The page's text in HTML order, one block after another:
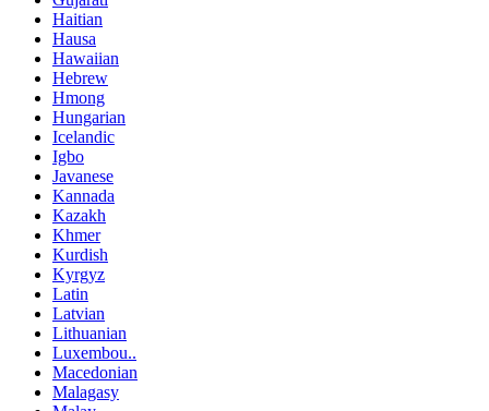
Haitian
Hausa
Hawaiian
Hebrew
Hmong
Hungarian
Icelandic
Igbo
Javanese
Kannada
Kazakh
Khmer
Kurdish
Kyrgyz
Latin
Latvian
Lithuanian
Luxembou..
Macedonian
Malagasy